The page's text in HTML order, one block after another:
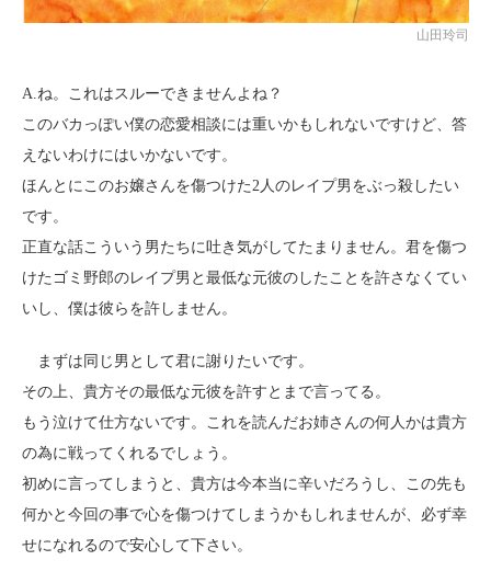
山田玲司
A.ね。これはスルーできませんよね？
このバカっぽい僕の恋愛相談には重いかもしれないですけど、答
えないわけにはいかないです。
ほんとにこのお嬢さんを傷つけた2人のレイプ男をぶっ殺したい
です。
正直な話こういう男たちに吐き気がしてたまりません。君を傷つ
けたゴミ野郎のレイプ男と最低な元彼のしたことを許さなくてい
いし、僕は彼らを許しません。
まずは同じ男として君に謝りたいです。
その上、貴方その最低な元彼を許すとまで言ってる。
もう泣けて仕方ないです。これを読んだお姉さんの何人かは貴方
の為に戦ってくれるでしょう。
初めに言ってしまうと、貴方は今本当に辛いだろうし、この先も
何かと今回の事で心を傷つけてしまうかもしれませんが、必ず幸
せになれるので安心して下さい。